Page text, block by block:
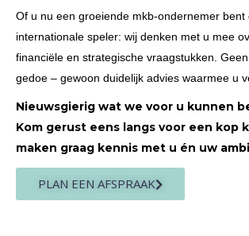
Of u nu een groeiende mkb-ondernemer bent
internationale speler: wij denken met u mee
financiële en strategische vraagstukken.
gedoe – gewoon duidelijk advies waarmee u
Nieuwsgierig wat we voor u kunnen
Kom gerust eens langs voor een kop
maken graag kennis met u én uw
PLAN EEN AFSPRAAK